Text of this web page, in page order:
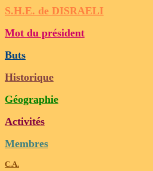
S.H.E. de DISRAELI
Mot du président
Buts
Historique
Géographie
Activités
Membres
C.A.